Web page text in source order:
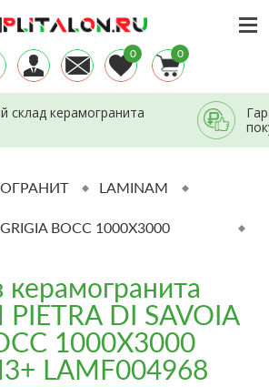
0 0
склад керамогранита
LAMINAM
BOCC 1000X3000
DI SAVOIA
1000X3000
LAMF004968